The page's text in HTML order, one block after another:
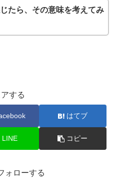
たら、その意味を考えてみ
する
はてブ
LINE コピー
ォローする